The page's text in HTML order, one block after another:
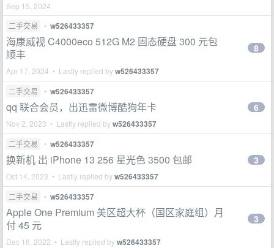
Sep 15, 2024
二手交易
• w526433357
海康威视 C4000eco 512G M2 固态硬盘 300 元包
顺丰
Apr 17, 2024 • Lastly replied byw526433357
8
二手交易 • w526433357
qq 联合会员，出迅雷微博酷狗年卡
Nov 2, 2023 • Lastly replied byw526433357
6
二手交易 • w526433357
换新机 出 iPhone 13 256 星光色 3500 包邮
Oct 14, 2023 • Lastly replied byw526433357
3
二手交易 • w526433357
Apple One Premium 美区超大杯（国区家庭组）月
付 45 元
Dec 16, 2022 • Lastly replied byw526433357
3